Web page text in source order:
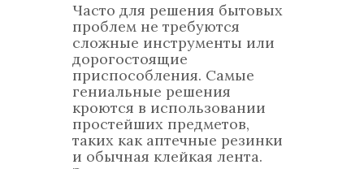
Часто для решения бытовых
проблем не требуются
сложные инструменты или
дорогостоящие
приспособления. Самые
гениальные решения
кроются в использовании
простейших предметов,
таких как аптечные резинки
и обычная клейкая лента.